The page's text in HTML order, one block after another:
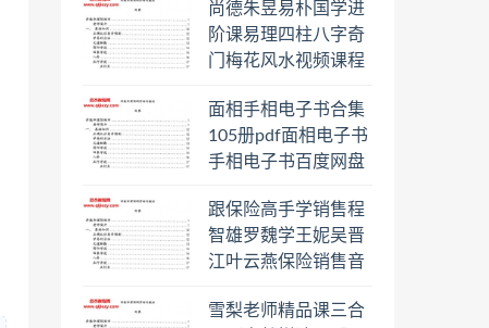
尚德朱昱易朴国学进
阶课易理四柱八字奇
门梅花风水视频课程
学习
面相手相电子书合集
105册pdf面相电子书
手相电子书百度网盘
跟保险高手学销售程
智雄罗魏学王妮吴晋
江叶云燕保险销售音
盘下载学习
雪梨老师精品课三合